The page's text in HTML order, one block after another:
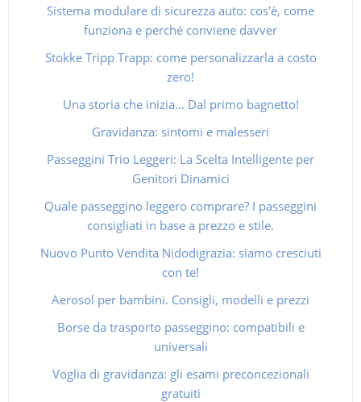
Sistema modulare di sicurezza auto: cos'è, come
funziona e perché conviene davver
Stokke Tripp Trapp: come personalizzarla a costo
zero!
Una storia che inizia… Dal primo bagnetto!
Gravidanza: sintomi e malesseri
Passeggini Trio Leggeri: La Scelta Intelligente per
Genitori Dinamici
Quale passeggino leggero comprare? I passeggini
consigliati in base a prezzo e stile.
Nuovo Punto Vendita Nidodigrazia: siamo cresciuti
con te!
Aerosol per bambini. Consigli, modelli e prezzi
Borse da trasporto passeggino: compatibili e
universali
Voglia di gravidanza: gli esami preconcezionali
gratuiti